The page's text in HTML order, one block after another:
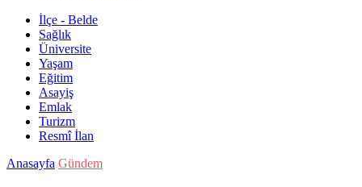
İlçe - Belde
Sağlık
Üniversite
Yaşam
Eğitim
Asayiş
Emlak
Turizm
Resmî İlan
Anasayfa Gündem